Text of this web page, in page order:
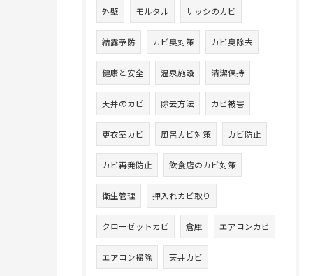
外壁 モルタル サッシのカビ
結露予防 カビ臭対策 カビ臭除去
健康と安全 温泉施設 清潔保持
天井のカビ 除去方法 カビ被害
更衣室カビ 風呂カビ対策 カビ防止
カビ再発防止 飲食店のカビ対策
衛生管理 押入れカビ取り
クローゼットカビ 倉庫 エアコンカビ
エアコン掃除 天井カビ